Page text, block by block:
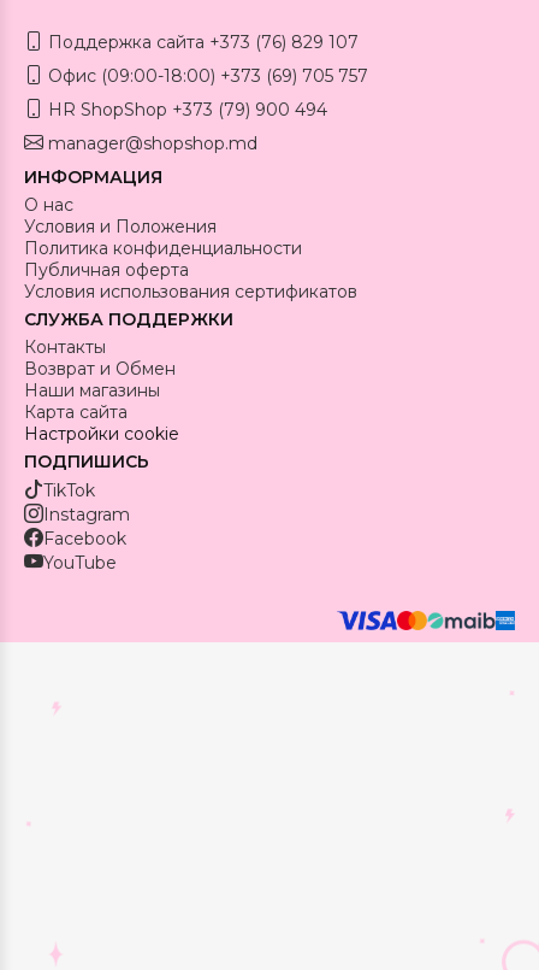
Поддержка сайта +373 (76) 829 107
Офис (09:00-18:00) +373 (69) 705 757
HR ShopShop +373 (79) 900 494
manager@shopshop.md
ИНФОРМАЦИЯ
О нас
Условия и Положения
Политика конфиденциальности
Публичная оферта
Условия использования сертификатов
СЛУЖБА ПОДДЕРЖКИ
Контакты
Возврат и Обмен
Наши магазины
Карта сайта
Настройки cookie
ПОДПИШИСЬ
TikTok
Instagram
Facebook
YouTube